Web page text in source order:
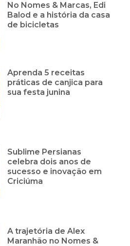
No Nomes & Marcas, Edi
Balod e a história da casa
de bicicletas
Aprenda 5 receitas
práticas de canjica para
sua festa junina
Sublime Persianas
celebra dois anos de
sucesso e inovação em
Criciúma
A trajetória de Alex
Maranhão no Nomes &